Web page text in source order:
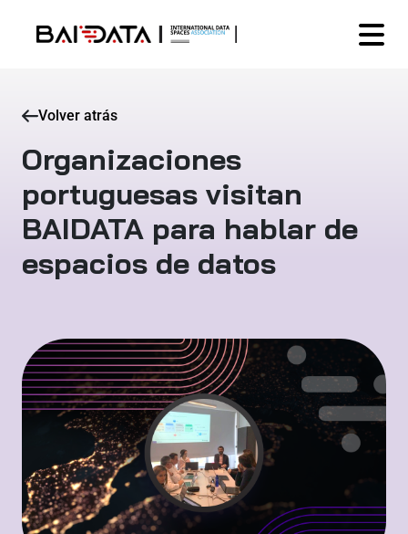
Volver atrás
Organizaciones
portuguesas visitan
BAIDATA para hablar de
espacios de datos